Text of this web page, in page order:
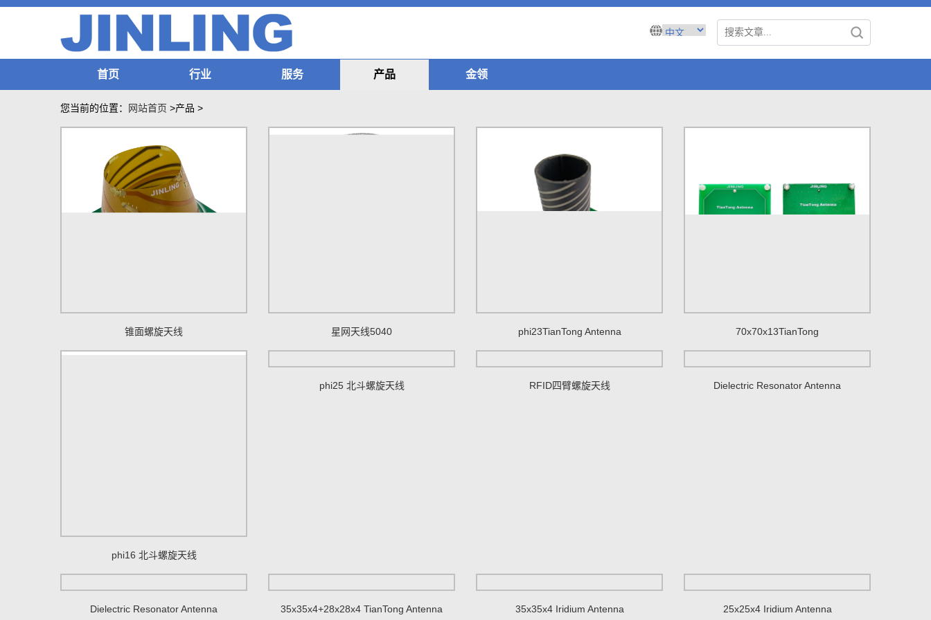
首页 行业 服务 产品 金领
您当前的位置： 网站首页 >产品 >
锥面螺旋天线 星网天线5040 phi23TianTong Antenna 70x70x13TianTong
phi16 北斗螺旋天线
RFID四臂螺旋天线 Dielectric Resonator Antenna
Dielectric Resonator Antenna 35x35x4+28x28x4 TianTong Antenna 35x35x4 Iridium Antenna 25x25x4 Iridium Antenna